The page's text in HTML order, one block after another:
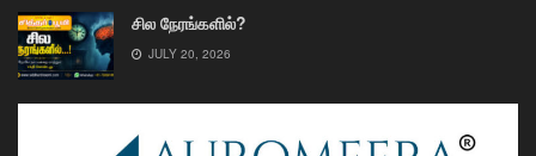
சில நேரங்களில்?
JULY 20, 2026